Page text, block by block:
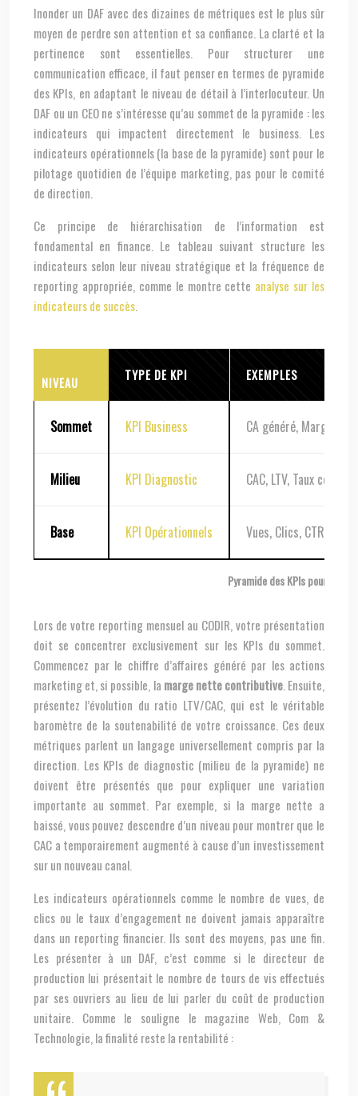
Inonder un DAF avec des dizaines de métriques est le plus sûr
moyen de perdre son attention et sa confiance. La clarté et la
pertinence sont essentielles. Pour structurer une
communication efficace, il faut penser en termes de pyramide
des KPIs, en adaptant le niveau de détail à l’interlocuteur. Un
DAF ou un CEO ne s’intéresse qu’au sommet de la pyramide : les
indicateurs qui impactent directement le business. Les
indicateurs opérationnels (la base de la pyramide) sont pour le
pilotage quotidien de l’équipe marketing, pas pour le comité
de direction.
Ce principe de hiérarchisation de l’information est
fondamental en finance. Le tableau suivant structure les
indicateurs selon leur niveau stratégique et la fréquence de
reporting appropriée, comme le montre cette analyse sur les
indicateurs de succès
Pyramide des KPIs pour
NIVEAU TYPE DE KPI EXEMPLES
Sommet KPI Business CA généré, Marge
Milieu KPI Diagnostic CAC, LTV, Taux
Base KPI Opérationnels Vues, Clics, CTR, Coût
Lors de votre reporting mensuel au CODIR, votre présentation
doit se concentrer exclusivement sur les KPIs du sommet.
Commencez par le chiffre d’affaires généré par les actions
marketing et, si possible, la marge nette contributive. Ensuite,
présentez l’évolution du ratio LTV/CAC, qui est le véritable
baromètre de la soutenabilité de votre croissance. Ces deux
métriques parlent un langage universellement compris par la
direction. Les KPIs de diagnostic (milieu de la pyramide) ne
doivent être présentés que pour expliquer une variation
importante au sommet. Par exemple, si la marge nette a
baissé, vous pouvez descendre d’un niveau pour montrer que le
CAC a temporairement augmenté à cause d’un investissement
sur un nouveau canal.
Les indicateurs opérationnels comme le nombre de vues, de
clics ou le taux d’engagement ne doivent jamais apparaître
dans un reporting financier. Ils sont des moyens, pas une fin.
Les présenter à un DAF, c’est comme si le directeur de
production lui présentait le nombre de tours de vis effectués
par ses ouvriers au lieu de lui parler du coût de production
unitaire. Comme le souligne le magazine Web, Com &
Technologie, la finalité reste la rentabilité :